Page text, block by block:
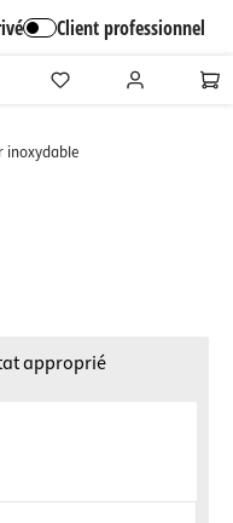
Client professionnel
inoxydable
approprié